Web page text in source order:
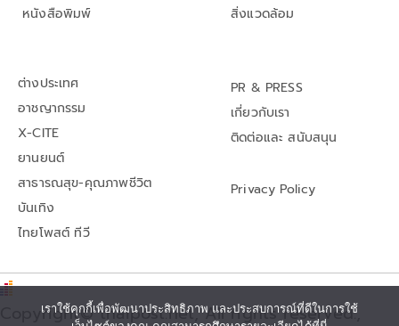
หนังสือพิมพ์
สิ่งแวดล้อม
ต่างประเทศ
อาชญากรรม
X-CITE
ยานยนต์
สาธารณสุข-คุณภาพชีวิต
บันเทิง
ไทยโพสต์ ทีวี
PR & PRESS
เกี่ยวกับเรา
ติดต่อและ สนับสนุน
Privacy Policy
Copyright© thaipost.net, All rights reserved.,
เราใช้คุกกี้เพื่อพัฒนาประสิทธิภาพ และประสบการณ์ที่ดีในการใช้